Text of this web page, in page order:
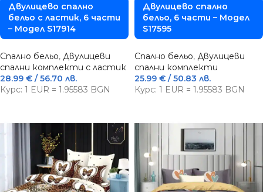
Двулицево спално
бельо с ластик, 6 части
– Модел S17914
Спално бельо, Двулицеви
спални комплекти с ластик
28.99 € / 56.70 лв.
Курс: 1 EUR = 1.95583 BGN
Двулицево спално
бельо, 6 части – Модел
S17595
Спално бельо, Двулицеви
спални комплекти
25.99 € / 50.83 лв.
Курс: 1 EUR = 1.95583 BGN